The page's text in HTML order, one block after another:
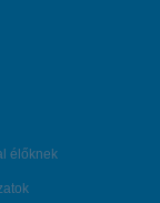
élőknek